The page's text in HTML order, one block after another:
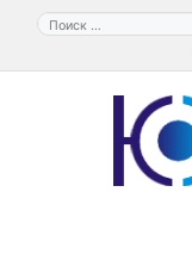
Перейти
содержимому
Поиск: